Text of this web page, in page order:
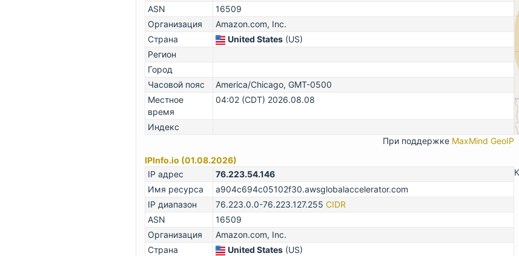
ASN
16509
Организация
Amazon.com, Inc.
Страна
United States (US)
Регион
Город
Часовой пояс
America/Chicago, GMT-0500
Местное
время
04:02 (CDT) 2026.08.08
Индекс
При поддержке MaxMind GeoIP
IPInfo.io (01.08.2026)
IP адрес
76.223.54.146
Имя ресурса
a904c694c05102f30.awsglobalaccelerator.com
IP диапазон
76.223.0.0-76.223.127.255 CIDR
ASN
16509
Организация
Amazon.com, Inc.
Страна
United States (US)